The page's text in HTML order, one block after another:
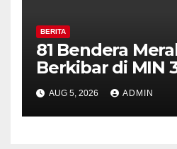
BERITA
81 Bendera
Berkibar di MIN
Timpik Hadiri
HUT ke-81
AUG 5, 2026 ADMIN